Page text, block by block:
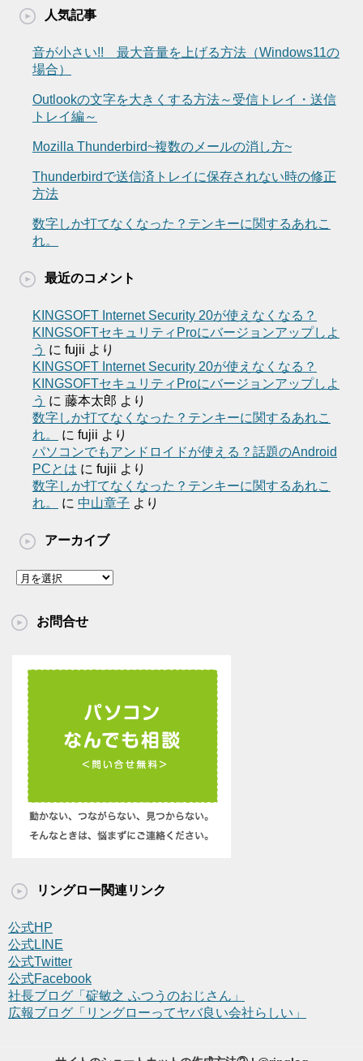
人気記事
音が小さい!! 最大音量を上げる方法（Windows11の
場合）
Outlookの文字を大きくする方法～受信トレイ・送信
トレイ編～
Mozilla Thunderbird~複数のメールの消し方~
Thunderbirdで送信済トレイに保存されない時の修正
方法
数字しか打てなくなった？テンキーに関するあれこ
れ。
最近のコメント
KINGSOFT Internet Security 20が使えなくなる？
KINGSOFTセキュリティProにバージョンアップしよ
う に fujii より
KINGSOFT Internet Security 20が使えなくなる？
KINGSOFTセキュリティProにバージョンアップしよ
う に 藤本太郎 より
数字しか打てなくなった？テンキーに関するあれこ
れ。
に fujii より
パソコンでもアンドロイドが使える？話題のAndroid
PCとは に fujii より
数字しか打てなくなった？テンキーに関するあれこ
れ。
に 中山章子 より
アーカイブ
ア
イ
お問合せ
リングロー関連リンク
公式HP
公式LINE
公式Twitter
公式Facebook
社長ブログ「碇敏之 ふつうのおじさん」
広報ブログ「リングローってヤバ良い会社らしい」